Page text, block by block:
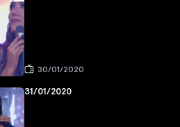
30/01/2020
31/01/2020